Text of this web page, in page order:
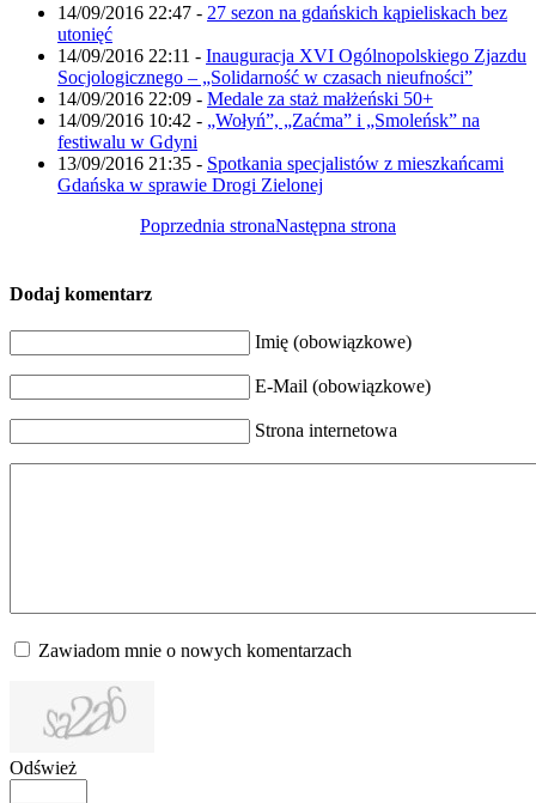
14/09/2016 22:47 - 27 sezon na gdańskich kąpieliskach bez
utonięć
14/09/2016 22:11 - Inauguracja XVI Ogólnopolskiego Zjazdu
Socjologicznego – „Solidarność w czasach nieufności”
14/09/2016 22:09 - Medale za staż małżeński 50+
14/09/2016 10:42 - „Wołyń”, „Zaćma” i „Smoleńsk” na
festiwalu w Gdyni
13/09/2016 21:35 - Spotkania specjalistów z mieszkańcami
Gdańska w sprawie Drogi Zielonej
Poprzednia stronaNastępna strona
Dodaj komentarz
Imię (obowiązkowe)
E-Mail (obowiązkowe)
Strona internetowa
Zawiadom mnie o nowych komentarzach
Odśwież